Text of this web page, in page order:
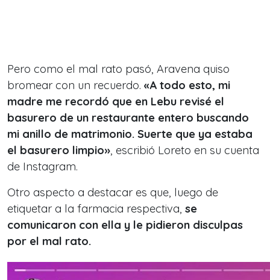
Pero como el mal rato pasó, Aravena quiso
bromear con un recuerdo. «A todo esto, mi
madre me recordó que en Lebu revisé el
basurero de un restaurante entero buscando
mi anillo de matrimonio. Suerte que ya estaba
el basurero limpio», escribió Loreto en su cuenta
de Instagram.
Otro aspecto a destacar es que, luego de
etiquetar a la farmacia respectiva, se
comunicaron con ella y le pidieron disculpas
por el mal rato.